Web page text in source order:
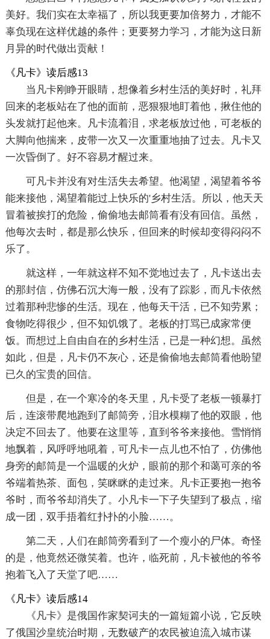
美好。我们实在太幸福了，所以我更要加倍努力，才能不
辜负现在这样优越的条件；更要努力学习，才能为这日新
月异的时代做出贡献！
《凡卡》读后感13
当凡卡刚睁开眼睛，想像着乡村生活的美好时，礼拜
回来的老板站在了他的面前，恶狠狠地盯着他，揪住他的
头发就打起他来。凡卡流着泪，求老板放过他，可老板的
大脚向他揣来，皮带一次又一次重重地抽了过去。凡卡又
一次昏倒了。好不容易才醒过来。
可凡卡并没有对生活失去希望。他渴望，渴望着爷爷
能来接他，渴望着能过上快乐的'乡村生活。所以，他天天
冒着被挨打的危险，偷偷地去邮筒看有没有回信。虽然，
他每次去时，都是那么快乐，但回来的时候却变得闷闷不
乐了。
就这样，一年就这样不知不觉地过去了，凡卡送出去
的那封信，仿佛石沉大海一般，没有了踪影，而凡卡依然
过着那种悲惨的生活。现在，他每天干活，已不知劳累；
食物吃得很少，但不知饥饿了。老板的打骂已成家常便
饭。而想过上自由自在的乡村生活，已是一种幻想。虽然
如此，但是，凡卡仍不灰心，还是偷偷地去邮筒看他盼望
已久的宝贵的回信。
但是，在一个寒冷的冬天里，凡卡受了老板一顿暴打
后，连滚带爬地跑到了邮筒旁，泪水模糊了他的双眼，他
决定不回去了。他要在这里等，直到爷爷来接他。雪悄悄
地飘着，风呼呼地吼着，可凡卡一点儿也不怕了，仿佛他
身旁的邮筒是一个温暖的火炉，眼前的那个和蔼可亲的爷
爷端着热茶、面包，笑眯眯的走过来。凡卡正要抱一抱爷
爷时，而爷爷却消失了。小凡卡一下子失望到了极点，缩
成一团，双手捂着红扑扑的小脸……。
第二天，人们在邮筒旁看到了一个瘦小的尸体。奇怪
的是，他竟然还微笑着。也许，临死前，凡卡被他的爷爷
抱着飞入了天堂了吧……
《凡卡》读后感14
《凡卡》是俄国作家契诃夫的一篇短篇小说，它反映
了俄国沙皇统治时期，无数破产的农民被迫流入城市谋